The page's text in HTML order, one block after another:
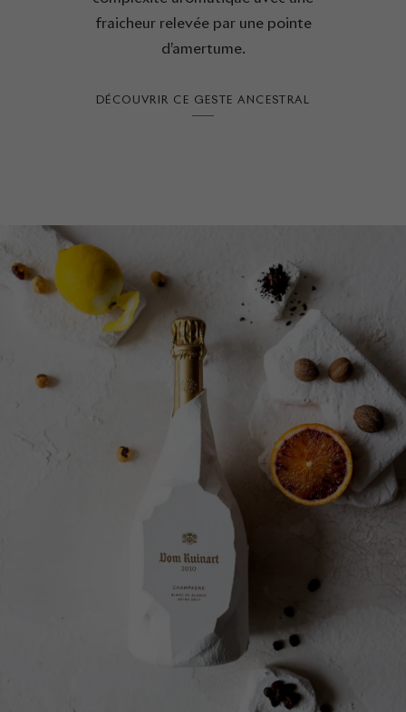
fraicheur relevée par une pointe
d’amertume.
DÉCOUVRIR CE GESTE ANCESTRAL